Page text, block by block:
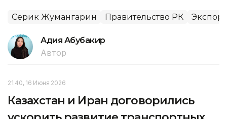
Серик Жумангарин Правительство РК Экспорт
Адия Абубакир
Автор
21:40, 16 Июня 2026
Казахстан и Иран договорились